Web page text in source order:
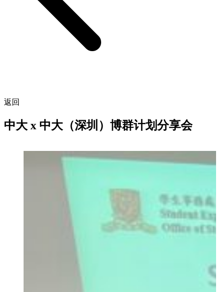
返回
中大 x 中大（深圳）博群计划分享会